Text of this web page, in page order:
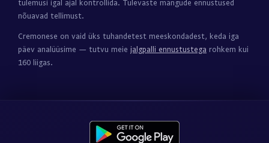
tulemusi igal ajal kontrollida. Tulevaste mängude ennustused
nõuavad tellimust.
Cremonese on vaid üks tuhandetest meeskondadest, keda iga
päev analüüsime — tutvu meie jalgpalli ennustustega rohkem kui
160 liigas.